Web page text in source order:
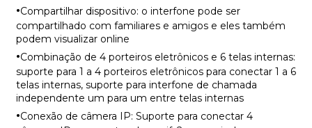
·Compartilhar dispositivo: o interfone pode ser
compartilhado com familiares e amigos e eles também
podem visualizar online
·Combinação de 4 porteiros eletrônicos e 6 telas internas:
suporte para 1 a 4 porteiros eletrônicos para conectar 1 a 6
telas internas, suporte para interfone de chamada
independente um para um entre telas internas
·Conexão de câmera IP: Suporte para conectar 4